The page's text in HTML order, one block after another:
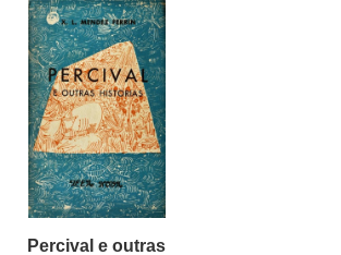
Percival e outras